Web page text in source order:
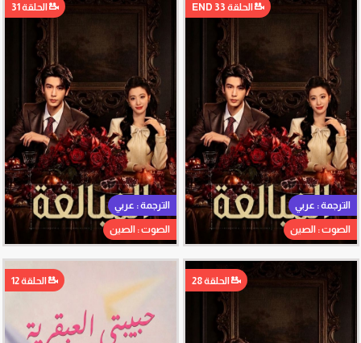
الترجمة : عربي
الصوت : الصين
الحلقة 33 END
الترجمة : عربي
الصوت : الصين
الحلقة 31
الحلقة 28 الحلقة 12